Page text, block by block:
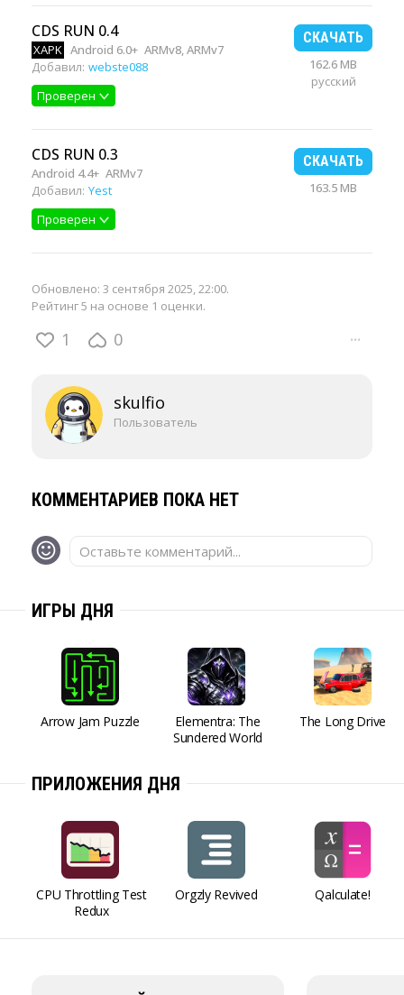
CDS RUN 0.4
XAPK Android 6.0+ ARMv8, ARMv7
Добавил: webste088
Проверен
СКАЧАТЬ
162.6 MB
русский
CDS RUN 0.3
Android 4.4+ ARMv7
Добавил: Yest
Проверен
СКАЧАТЬ
163.5 MB
Обновлено: 3 сентября 2025, 22:00.
Рейтинг 5 на основе 1 оценки.
1 0 ···
skulfio
Пользователь
КОММЕНТАРИЕВ ПОКА НЕТ
Оставьте комментарий...
ИГРЫ ДНЯ
Arrow Jam Puzzle
Elementra: The
Sundered World
The Long Drive
ПРИЛОЖЕНИЯ ДНЯ
CPU Throttling Test
Redux
Orgzly Revived Qalculate!